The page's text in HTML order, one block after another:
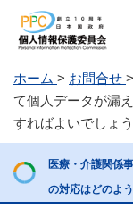
ホーム お問合せ
て個人データが漏
すればよいでしょう
医療・介護関係
の対応はどのよ